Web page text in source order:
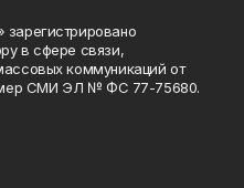
в сфере связи,
коммуникаций от
СМИ ЭЛ № ФС 77-75680.